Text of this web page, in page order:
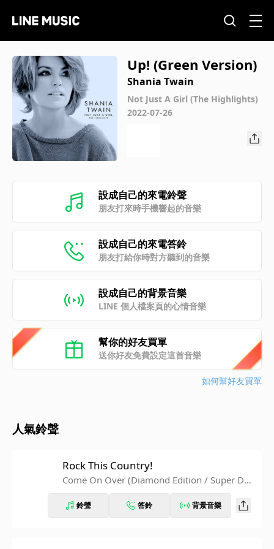
Up! (Green Version)
Shania Twain
Not Just A Girl (The Highlights)
2022-07-26
設成自己的來電鈴聲
朋友打來時手機響起的音樂
設成自己的來電答鈴
朋友打給你時對方聽到的音樂
設成自己的背景音樂
LINE 個人檔案頁的心情音樂
幫你的好友買單
送你好友免費設定這首音樂
如何幫好友買單
人氣鈴聲
Rock This Country!
Come On Over (Diamond Edition / Super Del
鈴聲 答鈴 背景音樂